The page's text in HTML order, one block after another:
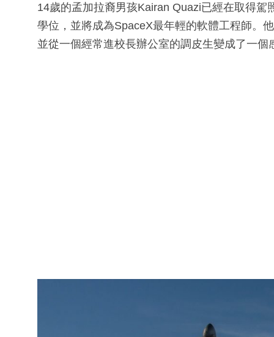
14歲的孟加拉裔男孩Kairan Quazi已經在取得
學位，並將成為SpaceX最年輕的軟體工程師。
並從一個經常進校長辦公室的調皮生變成了一